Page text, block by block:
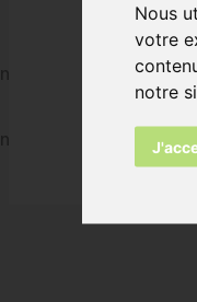
Nous
votre
notre